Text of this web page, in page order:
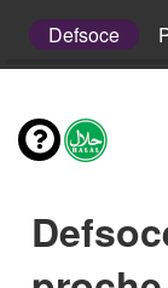
Defsoce